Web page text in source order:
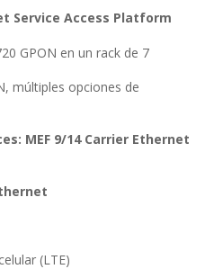
Service Access Platform
GPON en un rack de 7
múltiples opciones de
MEF 9/14 Carrier Ethernet
(LTE)